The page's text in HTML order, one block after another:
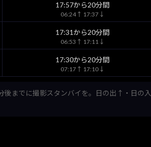
17:57から20分間
06:24↑ 17:37↓
17:31から20分間
06:53↑ 17:11↓
17:30から20分間
07:17↑ 17:10↓
後までに撮影スタンバイを。日の出↑・日の入